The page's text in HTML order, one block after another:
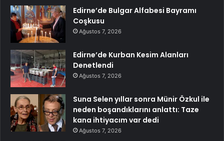
Edirne’de Bulgar Alfabesi Bayramı
Coşkusu
Ağustos 7, 2026
Edirne’de Kurban Kesim Alanları
Denetlendi
Ağustos 7, 2026
Suna Selen yıllar sonra Münir Özkul ile
neden boşandıklarını anlattı: Taze
kana ihtiyacım var dedi
Ağustos 7, 2026